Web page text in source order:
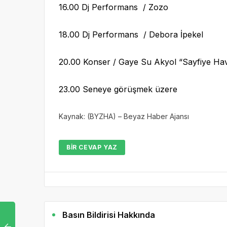
16.00 Dj Performans / Zozo
18.00 Dj Performans / Debora İpekel
20.00 Konser / Gaye Su Akyol “Sayfiye
23.00 Seneye görüşmek üzere
Kaynak: (BYZHA) – Beyaz Haber Ajansı
BIR CEVAP YAZ
Basın Bildirisi Hakkında